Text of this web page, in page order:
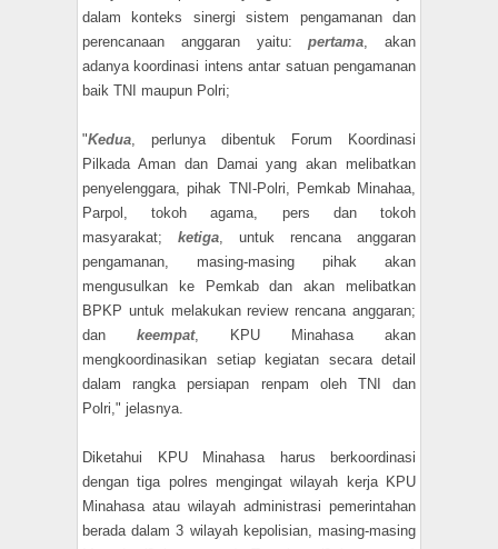
dalam konteks sinergi sistem pengamanan dan
perencanaan anggaran yaitu:pertama , akan
adanya koordinasi intens antar satuan pengamanan
baik TNI maupun Polri;
"Kedua , perlunya dibentuk Forum Koordinasi
Pilkada Aman dan Damai yang akan melibatkan
penyelenggara, pihak TNI-Polri, Pemkab Minahaa,
Parpol, tokoh agama, pers dan tokoh
masyarakat; ketiga , untuk rencana anggaran
pengamanan, masing-masing pihak akan
mengusulkan ke Pemkab dan akan melibatkan
BPKP untuk melakukan review rencana anggaran;
dan keempat, KPU Minahasa akan
mengkoordinasikan setiap kegiatan secara detail
dalam rangka persiapan renpam oleh TNI dan
Polri," jelasnya.
Diketahui KPU Minahasa harus berkoordinasi
dengan tiga polres mengingat wilayah kerja KPU
Minahasa atau wilayah administrasi pemerintahan
berada dalam 3 wilayah kepolisian, masing-masing